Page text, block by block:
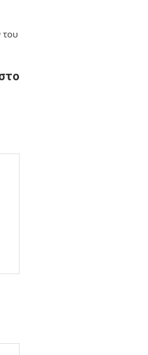
του